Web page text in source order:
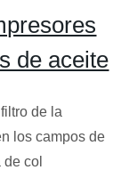
de aceite
de la
los campos de
col